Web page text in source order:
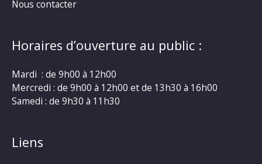
Nous contacter
Horaires d’ouverture au public :
Mardi : de 9h00 à 12h00
Mercredi : de 9h00 à 12h00 et de 13h30 à 16h00
Samedi : de 9h30 à 11h30
Liens